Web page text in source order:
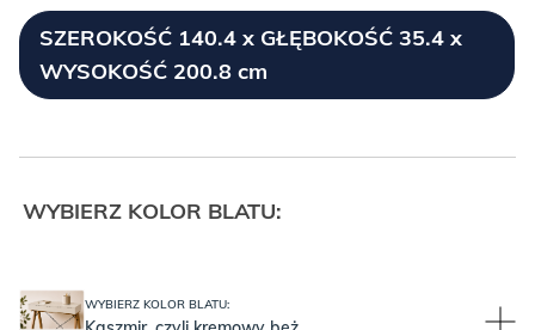
SZEROKOŚĆ 140.4 x GŁĘBOKOŚĆ 35.4 x
WYSOKOŚĆ 200.8 cm
WYBIERZ KOLOR BLATU:
WYBIERZ KOLOR BLATU: